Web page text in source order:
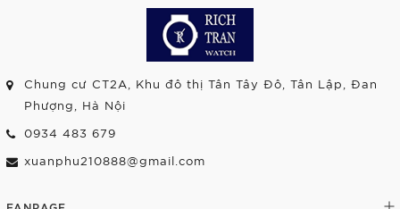
Chung cư CT2A, Khu đô thị Tân Tây Đô, Tân Lập, Đan
Phượng, Hà Nội
0934 483 679
xuanphu210888@gmail.com